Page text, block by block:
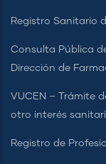
Registro Sanitario
Consulta Pública
Dirección de
VUCEN – Trámite
otro interés
Registro de